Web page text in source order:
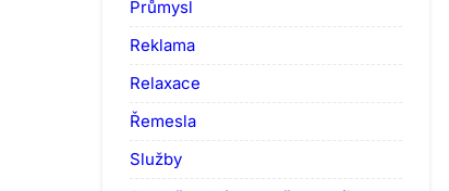
Průmysl
Reklama
Relaxace
Řemesla
Služby